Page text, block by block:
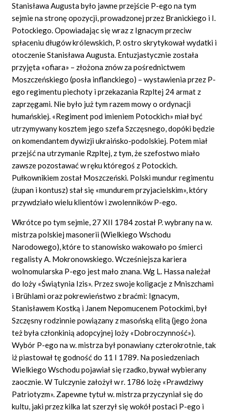
Stanisława Augusta było jawne przejście P-ego na tym
sejmie na stronę opozycji, prowadzonej przez Branickiego i I.
Potockiego. Opowiadając się wraz z Ignacym przeciw
spłaceniu długów królewskich, P. ostro skrytykował wydatki i
otoczenie Stanisława Augusta. Entuzjastycznie została
przyjęta «ofiara» – złożona znów za pośrednictwem
Moszczeńskiego (posła inflanckiego) – wystawienia przez P-
ego regimentu piechoty i przekazania Rzpltej 24 armat z
zaprzęgami. Nie było już tym razem mowy o ordynacji
humańskiej. «Regiment pod imieniem Potockich» miał być
utrzymywany kosztem jego szefa Szczęsnego, dopóki będzie
on komendantem dywizji ukraińsko-podolskiej. Potem miał
przejść na utrzymanie Rzpltej, z tym, że szefostwo miało
zawsze pozostawać w ręku któregoś z Potockich.
Pułkownikiem został Moszczeński. Polski mundur regimentu
(żupan i kontusz) stał się «mundurem przyjacielskim», który
przywdziało wielu klientów i zwolenników P-ego.
Wkrótce po tym sejmie, 27 XII 1784 został P. wybrany na w.
mistrza polskiej masonerii (Wielkiego Wschodu
Narodowego), które to stanowisko wakowało po śmierci
regalisty A. Mokronowskiego. Wcześniejsza kariera
wolnomularska P-ego jest mało znana. Wg L. Hassa należał
do loży «Świątynia Izis». Przez swoje koligacje z Mniszchami
i Brühlami oraz pokrewieństwo z braćmi: Ignacym,
Stanisławem Kostką i Janem Nepomucenem Potockimi, był
Szczęsny rodzinnie powiązany z masońską elitą (jego żona
też była członkinią adopcyjnej loży «Dobroczynność»).
Wybór P-ego na w. mistrza był ponawiany czterokrotnie, tak
iż piastował tę godność do 11 I 1789. Na posiedzeniach
Wielkiego Wschodu pojawiał się rzadko, bywał wybierany
zaocznie. W Tulczynie założył w r. 1786 lożę «Prawdziwy
Patriotyzm». Zapewne tytuł w. mistrza przyczyniał się do
kultu, jaki przez kilka lat szerzył się wokół postaci P-ego i